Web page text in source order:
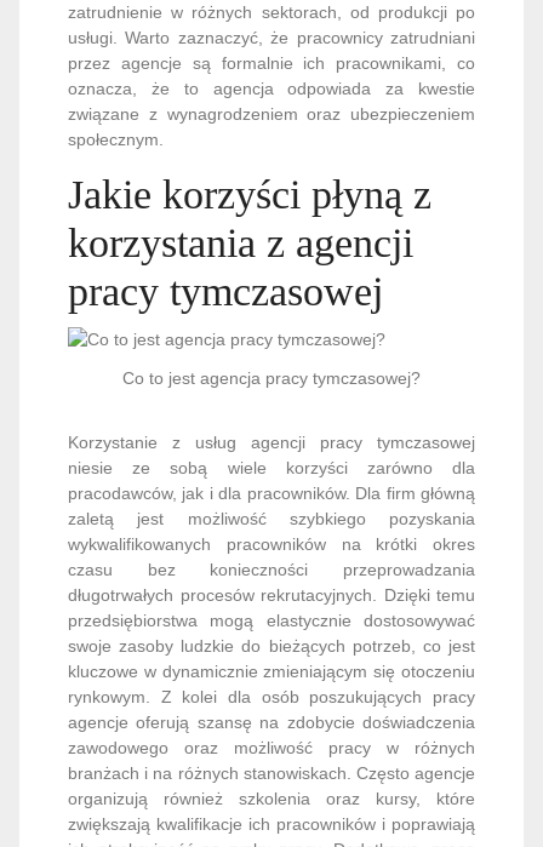
zatrudnienie w różnych sektorach, od produkcji po
usługi. Warto zaznaczyć, że pracownicy zatrudniani
przez agencje są formalnie ich pracownikami, co
oznacza, że to agencja odpowiada za kwestie
związane z wynagrodzeniem oraz ubezpieczeniem
społecznym.
Jakie korzyści płyną z
korzystania z agencji
pracy tymczasowej
Co to jest agencja pracy tymczasowej?
Korzystanie z usług agencji pracy tymczasowej
niesie ze sobą wiele korzyści zarówno dla
pracodawców, jak i dla pracowników. Dla firm główną
zaletą jest możliwość szybkiego pozyskania
wykwalifikowanych pracowników na krótki okres
czasu bez konieczności przeprowadzania
długotrwałych procesów rekrutacyjnych. Dzięki temu
przedsiębiorstwa mogą elastycznie dostosowywać
swoje zasoby ludzkie do bieżących potrzeb, co jest
kluczowe w dynamicznie zmieniającym się otoczeniu
rynkowym. Z kolei dla osób poszukujących pracy
agencje oferują szansę na zdobycie doświadczenia
zawodowego oraz możliwość pracy w różnych
branżach i na różnych stanowiskach. Często agencje
organizują również szkolenia oraz kursy, które
zwiększają kwalifikacje ich pracowników i poprawiają